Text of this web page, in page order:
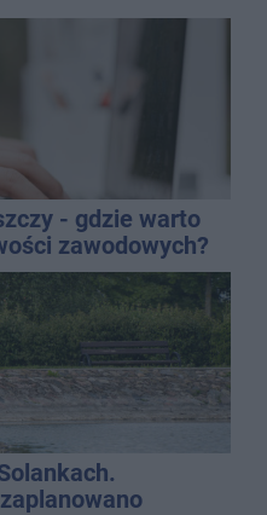
- gdzie warto
zawodowych?